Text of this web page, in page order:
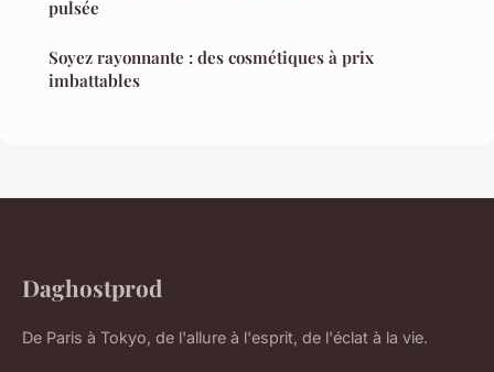
pulsée
Soyez rayonnante : des cosmétiques à prix
imbattables
Daghostprod
De Paris à Tokyo, de l'allure à l'esprit, de l'éclat à la vie.